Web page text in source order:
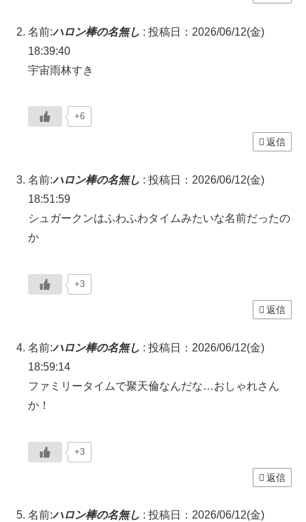
名前:ハロン棒の名無し : 投稿日：2026/06/12(金)
18:39:40
宇宙雨林すき
+6
返信
名前:ハロン棒の名無し : 投稿日：2026/06/12(金)
18:51:59
シュガークンはふわふわタイムみたいな名前だったの
か
+3
返信
名前:ハロン棒の名無し : 投稿日：2026/06/12(金)
18:59:14
ファミリータイムで聚天倫なんだな…おしゃれさん
か！
+3
返信
名前:ハロン棒の名無し : 投稿日：2026/06/12(金)